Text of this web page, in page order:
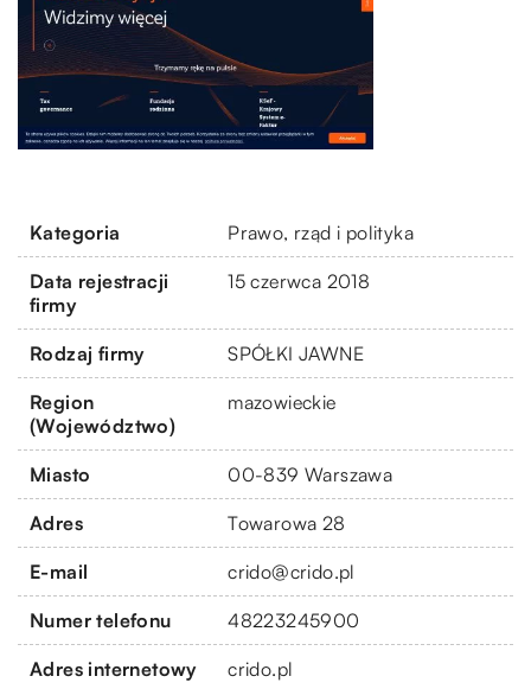
Kategoria Prawo, rząd i polityka
Data rejestracji
firmy
15 czerwca 2018
Rodzaj firmy SPÓŁKI JAWNE
Region
(Województwo)
mazowieckie
Miasto 00-839 Warszawa
Adres Towarowa 28
E-mail crido@crido.pl
Numer telefonu 48223245900
Adres internetowy crido.pl